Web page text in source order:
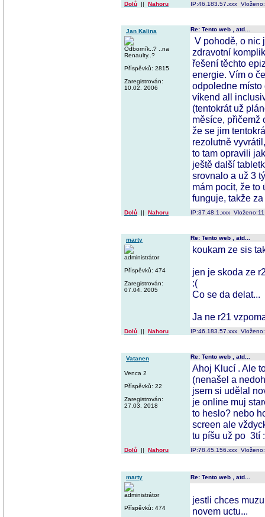
Dolů || Nahoru IP:46.183.57.xxx
Jan Kalina
Odborník..? ..na
Renaulty..?
Příspěvků: 2815
Zaregistrován:
10.02. 2006
Re: Tento web , atd...
V pohodě, o nic
zdravotní
řešení těchto
energie. Vím o
odpoledne
víkend all
(tentokrát už
měsíce, přičemž
že se jim
rezolutně
to tam opravili
ještě další
srovnalo a už 3
mám pocit, že to
funguje, takže
Dolů || Nahoru IP:37.48.1.xxx
marty
administrátor
Příspěvků: 474
Zaregistrován:
07.04. 2005
Re: Tento web , atd...
koukam ze sis
jen je skoda ze
:(
Co se da delat...
Ja ne r21
Dolů || Nahoru IP:46.183.57.xxx
Vatanen
Venca 2
Příspěvků: 22
Zaregistrován:
27.03. 2018
Re: Tento web , atd...
Ahoj Klucí . Ale
(nenašel a
jsem si udělal
je online muj
to heslo? nebo
screen ale
tu píšu už po 3tí
Dolů || Nahoru IP:78.45.156.xxx
marty
administrátor
Příspěvků: 474
Re: Tento web , atd...
jestli chces
novem uctu...